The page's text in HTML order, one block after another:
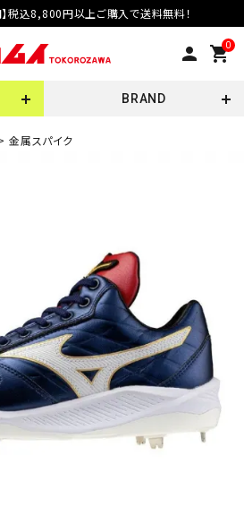
税込8,800円以上ご購入で送料無料！
person 0
shopping_cart
BRAND
金属スパイク